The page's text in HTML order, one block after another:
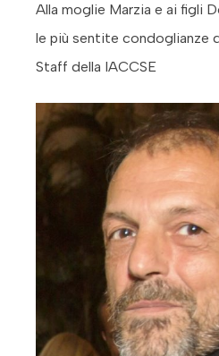
Alla moglie Marzia e ai figli
le più sentite condoglianze
Staff della IACCSE